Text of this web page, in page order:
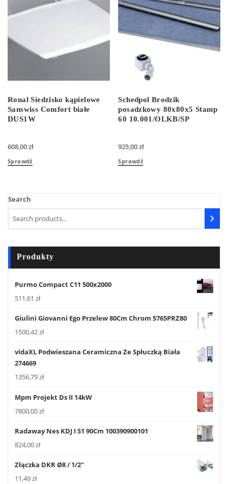
Ronal Siedzisko kąpielowe
Sanswiss Comfort białe
DUS1W
608,00zł
Sprawdź
Schedpol Brodzik
posadzkowy 80x80x5 Stamp
60 10.001/OLKB/SP
925,00zł
Sprawdź
Search
Produkty
Purmo Compact C11 500x2000
511,61 zł
Giulini Giovanni Ego Przelew 80Cm Chrom 5765PRZ80
1500,42zł
vidaXL Podwieszana Ceramiczna Ze Spłuczką Biała
274669
1356,79zł
Mpm Projekt Ds II 14kW
7800,00zł
Radaway Nes KDJ I S1 90Cm 100390900101
824,00zł
Złączka DKR Ø8 / 1/2"
11,49zł